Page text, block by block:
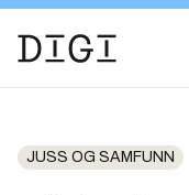
JUSS OG SAMFUNN